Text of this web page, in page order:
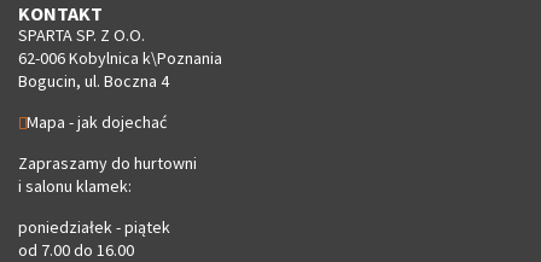
KONTAKT
SPARTA SP. Z O.O.
62-006 Kobylnica k\Poznania
Bogucin, ul. Boczna 4
Mapa - jak dojechać
Zapraszamy do hurtowni
i salonu klamek:
poniedziałek - piątek
od 7.00 do 16.00